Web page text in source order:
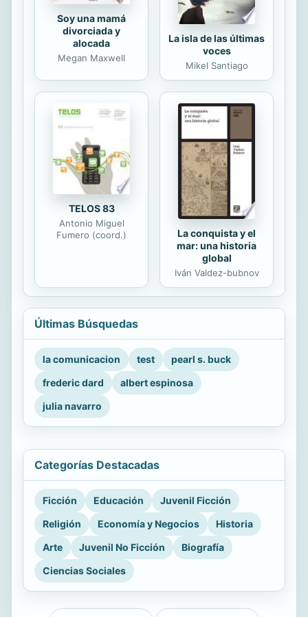
Soy una mamá
divorciada y
alocada
Megan Maxwell
La isla de las últimas
voces
Mikel Santiago
TELOS 83
Antonio Miguel
Fumero (coord.)
La conquista y el
mar: una historia
global
Iván Valdez-bubnov
Últimas Búsquedas
la comunicacion test
pearl s. buck
frederic dard
albert espinosa
julia navarro
Categorías Destacadas
Ficción Educación
Juvenil Ficción
Religión
Economía y Negocios
Historia
Arte
Juvenil No Ficción
Biografía
Ciencias Sociales